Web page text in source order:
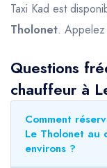
Taxi Kad est
Tholonet.
Questions
chauffeur à
Comment
Le Tholonet au
environs ?